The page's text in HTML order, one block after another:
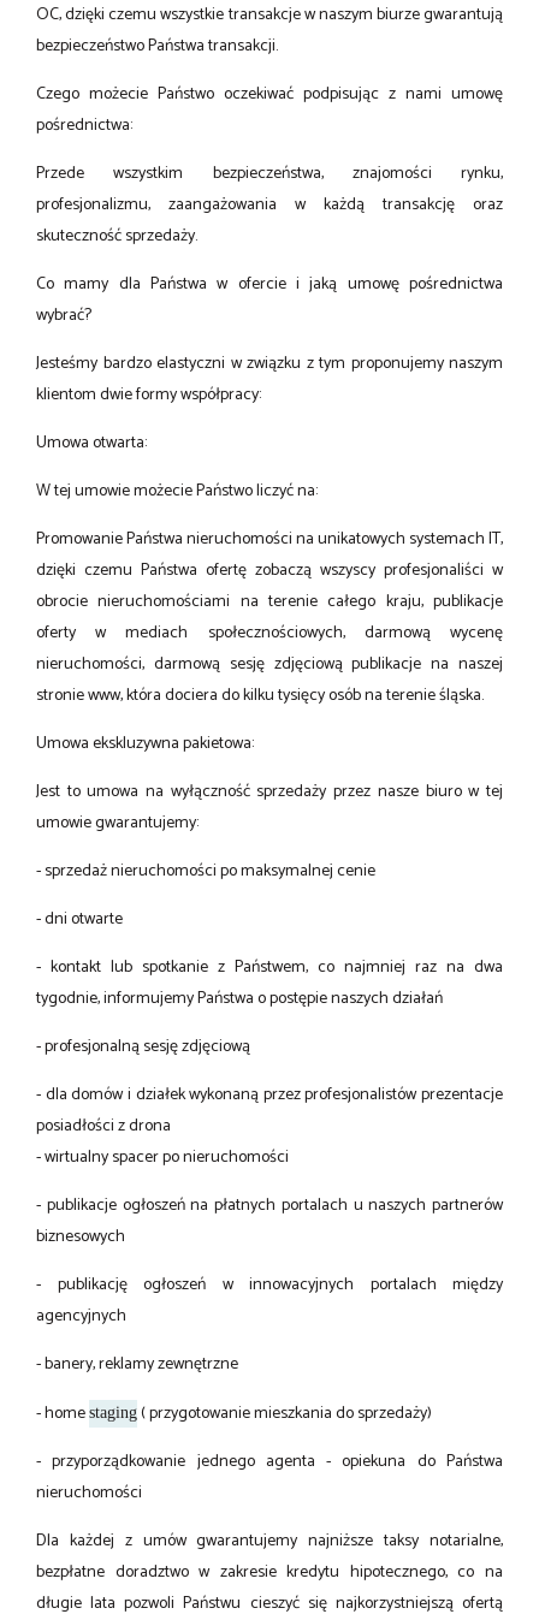
OC, dzięki czemu wszystkie transakcje w naszym biurze gwarantują
bezpieczeństwo Państwa transakcji.
Czego możecie Państwo oczekiwać podpisując z nami umowę
pośrednictwa:
Przede wszystkim bezpieczeństwa, znajomości rynku,
profesjonalizmu, zaangażowania w każdą transakcję oraz
skuteczność sprzedaży.
Co mamy dla Państwa w ofercie i jaką umowę pośrednictwa
wybrać?
Jesteśmy bardzo elastyczni w związku z tym proponujemy naszym
klientom dwie formy współpracy:
Umowa otwarta:
W tej umowie możecie Państwo liczyć na:
Promowanie Państwa nieruchomości na unikatowych systemach IT,
dzięki czemu Państwa ofertę zobaczą wszyscy profesjonaliści w
obrocie nieruchomościami na terenie całego kraju, publikacje
oferty w mediach społecznościowych, darmową wycenę
nieruchomości, darmową sesję zdjęciową publikacje na naszej
stronie www, która dociera do kilku tysięcy osób na terenie śląska.
Umowa ekskluzywna pakietowa:
Jest to umowa na wyłączność sprzedaży przez nasze biuro w tej
umowie gwarantujemy:
- sprzedaż nieruchomości po maksymalnej cenie
- dni otwarte
- kontakt lub spotkanie z Państwem, co najmniej raz na dwa
tygodnie, informujemy Państwa o postępie naszych działań
- profesjonalną sesję zdjęciową
- dla domów i działek wykonaną przez profesjonalistów prezentacje
posiadłości z drona
- wirtualny spacer po nieruchomości
- publikacje ogłoszeń na płatnych portalach u naszych partnerów
biznesowych
- publikację ogłoszeń w innowacyjnych portalach między
agencyjnych
- banery, reklamy zewnętrzne
- home staging ( przygotowanie mieszkania do sprzedaży)
- przyporządkowanie jednego agenta - opiekuna do Państwa
nieruchomości
Dla każdej z umów gwarantujemy najniższe taksy notarialne,
bezpłatne doradztwo w zakresie kredytu hipotecznego, co na
długie lata pozwoli Państwu cieszyć się najkorzystniejszą ofertą